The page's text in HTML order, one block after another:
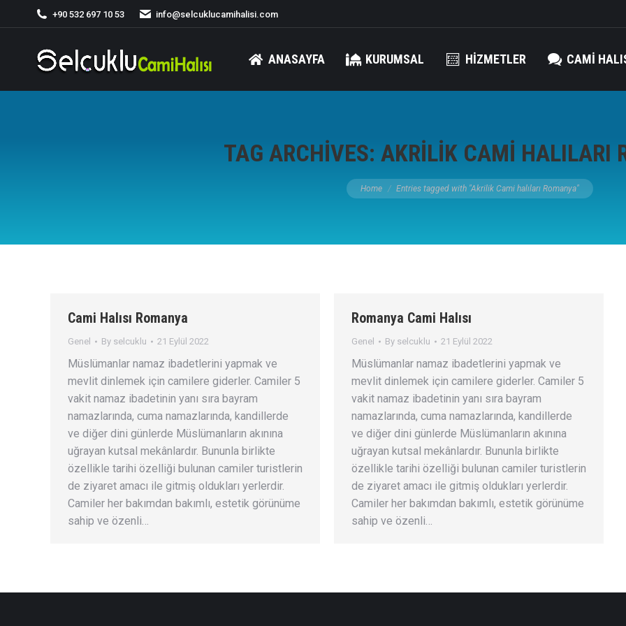
+90 532 697 10 53 info@selcuklucamihalisi.com
ANASAYFA KURUMSAL HIZMETLER CAMI
TAG ARCHIVES: AKRILIK CAMI HALILARI
You are here:
Home Entries tagged with "Akrilik Cami halıları Romanya"
Cami Halısı Romanya
Genel By selcuklu 21 Eylül 2022
Müslümanlar namaz ibadetlerini yapmak ve
mevlit dinlemek için camilere giderler. Camiler 5
vakit namaz ibadetinin yanı sıra bayram
namazlarında, cuma namazlarında, kandillerde
ve diğer dini günlerde Müslümanların akınına
uğrayan kutsal mekânlardır. Bununla birlikte
özellikle tarihi özelliği bulunan camiler turistlerin
de ziyaret amacı ile gitmiş oldukları yerlerdir.
Camiler her bakımdan bakımlı, estetik görünüme
sahip ve özenli…
Romanya Cami Halısı
Genel By selcuklu 21 Eylül 2022
Müslümanlar namaz ibadetlerini yapmak ve
mevlit dinlemek için camilere giderler. Camiler 5
vakit namaz ibadetinin yanı sıra bayram
namazlarında, cuma namazlarında, kandillerde
ve diğer dini günlerde Müslümanların akınına
uğrayan kutsal mekânlardır. Bununla birlikte
özellikle tarihi özelliği bulunan camiler turistlerin
de ziyaret amacı ile gitmiş oldukları yerlerdir.
Camiler her bakımdan bakımlı, estetik görünüme
sahip ve özenli…